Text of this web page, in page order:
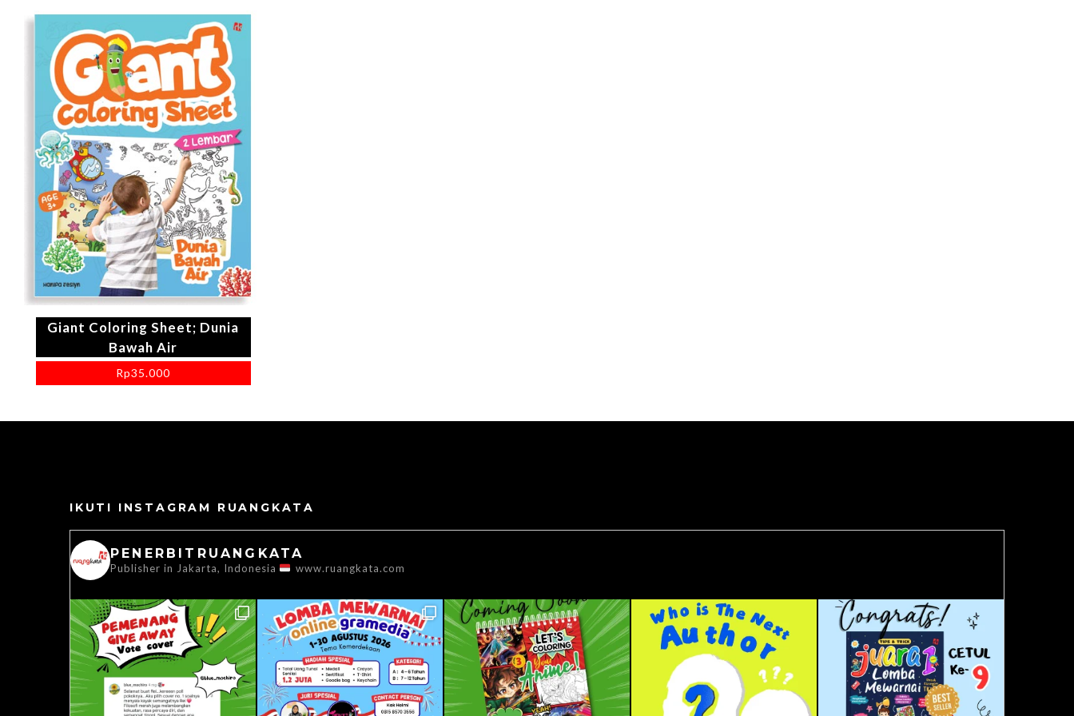
Giant Coloring Sheet; Dunia
Bawah Air
Rp35.000
IKUTI INSTAGRAM RUANGKATA
PENERBITRUANGKATA
Publisher in Jakarta, Indonesia www.ruangkata.com